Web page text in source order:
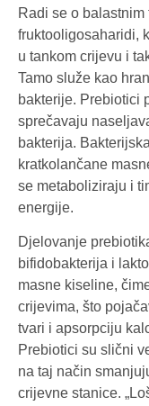
Radi se o
fruktooligosaharidi,
u tankom crijevu i
Tamo služe kao
bakterije. Prebiotici
sprečavaju
bakterija.
kratkolančane
se metaboliziraju i
energije.
Djelovanje
bifidobakterija i
masne kiseline,
crijevima, što
tvari i apsorpciju
Prebiotici su slični
na taj način
crijevne stanice.